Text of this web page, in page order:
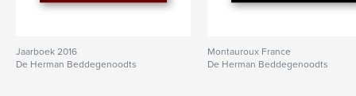
Jaarboek 2016
De Herman Beddegenoodts
Montauroux France
De Herman Beddegenoodts